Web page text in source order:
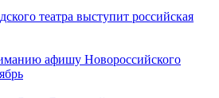
театра выступит российская
афишу Новороссийского